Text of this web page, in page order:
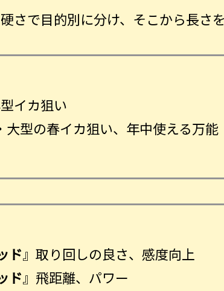
さで目的別に分け、そこから長さを
イカ狙い
大型の春イカ狙い、年中使える万能
ド』取り回しの良さ、感度向上
ド』飛距離、パワー